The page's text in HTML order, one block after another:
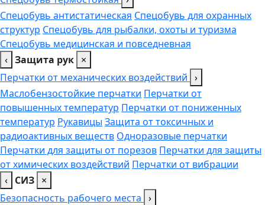
Спецобувь антистатическая Спецобувь для охранных
структур Спецобувь для рыбалки, охоты и туризма
Спецобувь медицинская и повседневная
‹ Защита рук ×
Перчатки от механических воздействий ›
Маслобензостойкие перчатки Перчатки от
повышенных температур Перчатки от пониженных
температур Рукавицы Защита от токсичных и
радиоактивных веществ Одноразовые перчатки
Перчатки для защиты от порезов Перчатки для защиты
от химических воздействий Перчатки от вибрации
‹ СИЗ ×
Безопасность рабочего места ›